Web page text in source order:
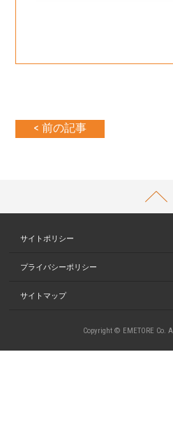
< 前の記事
サイトポリシー
プライバシーポリシー
サイトマップ
Copyright © EMETORE Co.